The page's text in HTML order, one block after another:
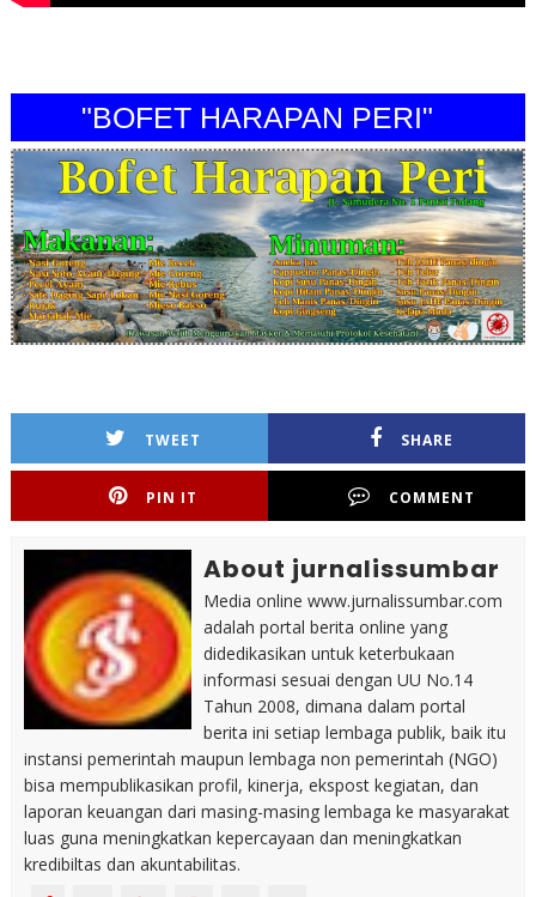
"BOFET HARAPAN PERI"
TWEET SHARE
PIN IT COMMENT
About jurnalissumbar
Media online www.jurnalissumbar.com
adalah portal berita online yang
didedikasikan untuk keterbukaan
informasi sesuai dengan UU No.14
Tahun 2008, dimana dalam portal
berita ini setiap lembaga publik, baik itu
instansi pemerintah maupun lembaga non pemerintah (NGO)
bisa mempublikasikan profil, kinerja, ekspost kegiatan, dan
laporan keuangan dari masing-masing lembaga ke masyarakat
luas guna meningkatkan kepercayaan dan meningkatkan
kredibiltas dan akuntabilitas.